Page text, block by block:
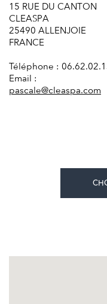
15 RUE DU CANTON
CLEASPA
25490 ALLENJOIE
FRANCE
Téléphone :
Email :
pascale@cleaspa.com